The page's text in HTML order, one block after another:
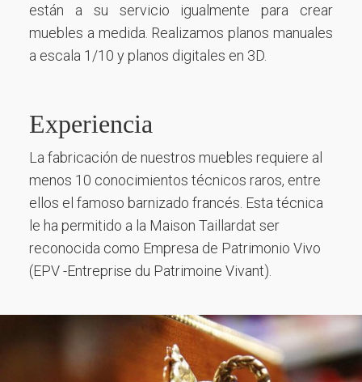
están a su servicio igualmente para crear
muebles a medida. Realizamos planos manuales
a escala 1/10 y planos digitales en 3D.
Experiencia
La fabricación de nuestros muebles requiere al
menos 10 conocimientos técnicos raros, entre
ellos el famoso barnizado francés. Esta técnica
le ha permitido a la Maison Taillardat ser
reconocida como Empresa de Patrimonio Vivo
(EPV -Entreprise du Patrimoine Vivant).